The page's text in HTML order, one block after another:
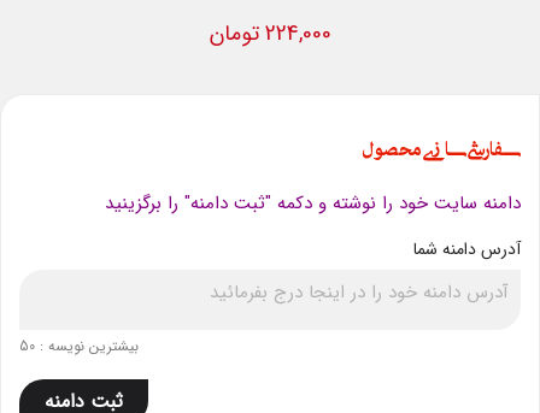
224,000 تومان
سفارشی سازی محصول
دامنه سایت خود را نوشته و دکمه "ثبت دامنه" را برگزینید
آدرس دامنه شما
بیشترین نویسه : 50
ثبت دامنه